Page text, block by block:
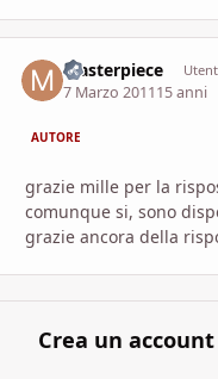
Masterpiece
7 Marzo 201115 anni
AUTORE
grazie mille per la
comunque si, sono
grazie ancora della
Crea un